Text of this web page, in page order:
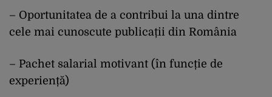
– Oportunitatea de a contribui la una dintre
cele mai cunoscute publicații din România
– Pachet salarial motivant (în funcție de
experiență)